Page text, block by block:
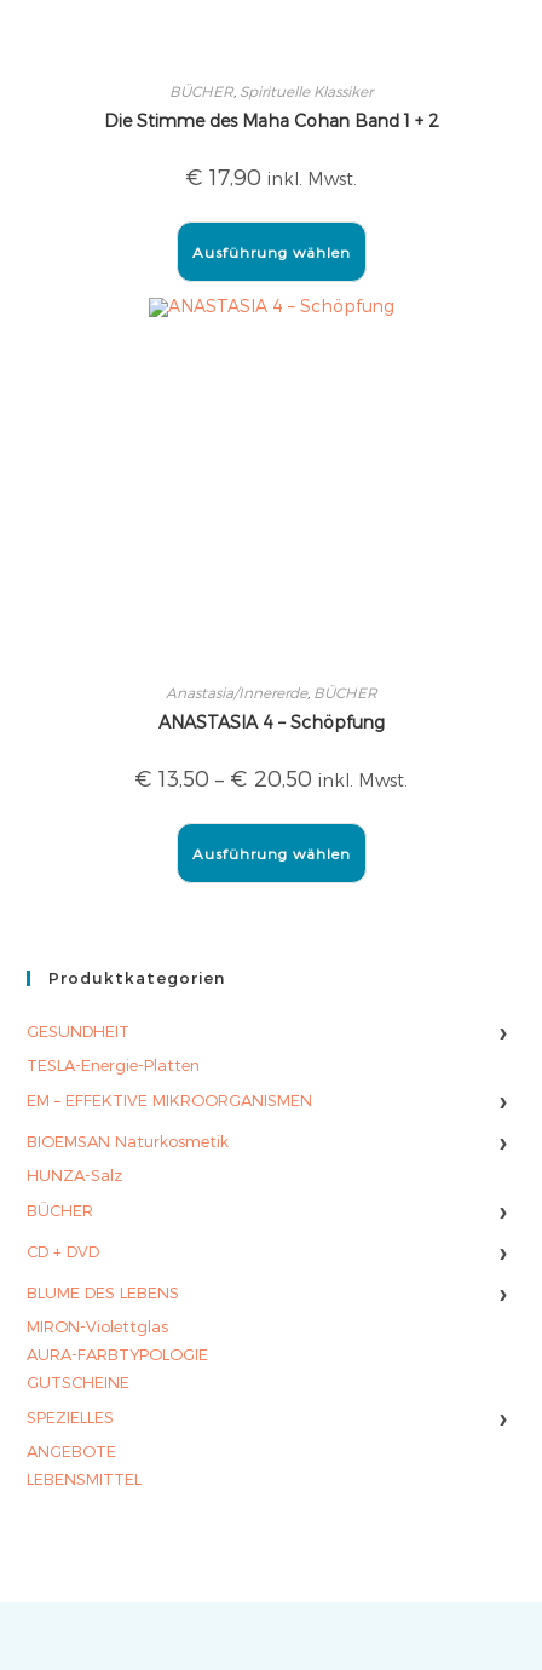
BÜCHER, Spirituelle Klassiker
Die Stimme des Maha Cohan Band 1 + 2
€ 17,90 inkl. Mwst.
Ausführung wählen
Anastasia/Innererde, BÜCHER
ANASTASIA 4 – Schöpfung
€ 13,50 – € 20,50 inkl. Mwst.
Ausführung wählen
Produktkategorien
GESUNDHEIT ›
TESLA-Energie-Platten
EM – EFFEKTIVE MIKROORGANISMEN
›
BIOEMSAN Naturkosmetik ›
HUNZA-Salz
BÜCHER
›
CD + DVD ›
BLUME DES LEBENS ›
MIRON-Violettglas
AURA-FARBTYPOLOGIE
GUTSCHEINE
SPEZIELLES
›
ANGEBOTE
LEBENSMITTEL